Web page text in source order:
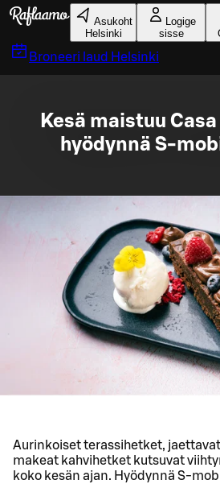
Liigu peamise sisu juurde
Asukoht
Helsinki
Logige
sisse
Broneeri laud Helsinki
Kesä maistuu
hyödynnä S-
Aurinkoiset terassihetket,
makeat kahvihetket kutsuvat
koko kesän ajan. Hyödynnä S-